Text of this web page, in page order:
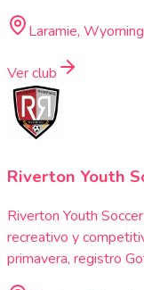
Laramie, Wyoming
Ver club
Riverton Youth
Riverton Youth
recreativo y
primavera, registro